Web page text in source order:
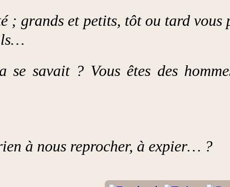
; grands et petits, tôt ou tard vous
se savait ? Vous êtes des
à nous reprocher, à expier… ?